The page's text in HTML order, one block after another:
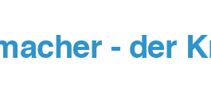
- der